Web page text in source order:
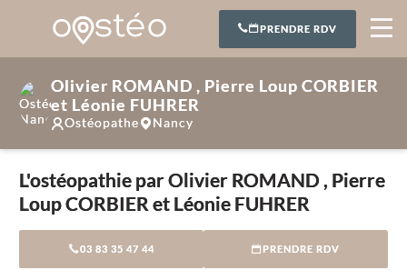
PRENDRE RDV
Olivier ROMAND , Pierre Loup CORBIER
et Léonie FUHRER
Ostéopathe Nancy
L'ostéopathie par Olivier ROMAND , Pierre
Loup CORBIER et Léonie FUHRER
03 83 35 47 44 PRENDRE RDV